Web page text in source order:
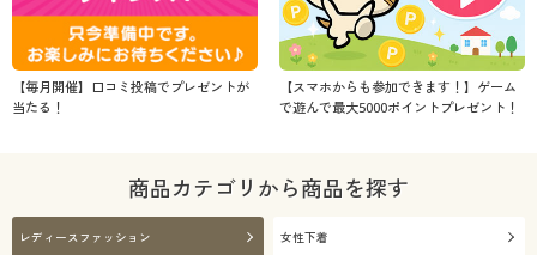
【毎月開催】口コミ投稿でプレゼントが
当たる！
【スマホからも参加できます！】ゲーム
で遊んで最大5000ポイントプレゼント！
商品カテゴリから商品を探す
レディースファッション 女性下着